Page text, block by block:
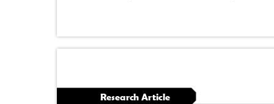
Research Article